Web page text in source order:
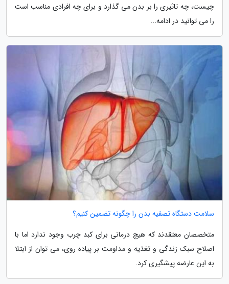
چیست، چه تاثیری را بر بدن می گذارد و برای چه افرادی مناسب است
را می توانید در ادامه...
سلامت دستگاه تصفیه بدن را چگونه تضمین کنیم؟
متخصصان معتقدند که هیچ درمانی برای کبد چرب وجود ندارد اما با
اصلاح سبک زندگی و تغذیه و مداومت بر پیاده روی، می توان از ابتلا
به این عارضه پیشگیری کرد.